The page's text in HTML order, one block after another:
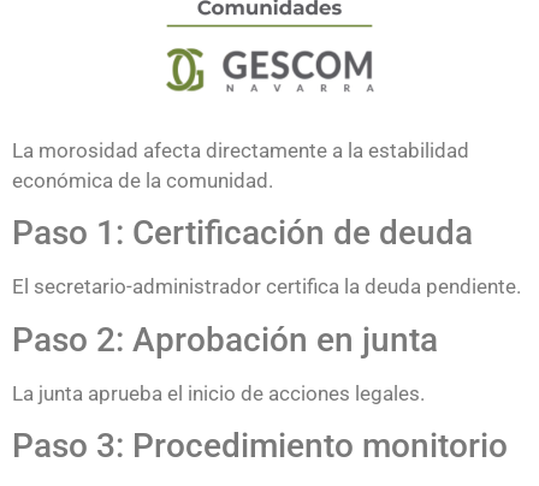
La morosidad afecta directamente a la estabilidad
económica de la comunidad.
Paso 1: Certificación de deuda
El secretario-administrador certifica la deuda pendiente.
Paso 2: Aprobación en junta
La junta aprueba el inicio de acciones legales.
Paso 3: Procedimiento monitorio